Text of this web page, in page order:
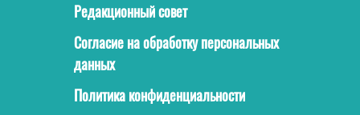
Редакционный совет
Согласие на обработку персональных
данных
Политика конфиденциальности